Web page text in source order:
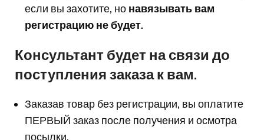
если вы захотите, но навязывать вам
регистрацию не будет.
Консультант будет на связи до
поступления заказа к вам.
Заказав товар без регистрации, вы оплатите
ПЕРВЫЙ заказ после получения и осмотра
посылки.